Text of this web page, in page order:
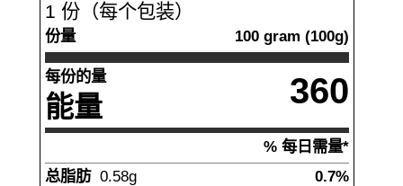
1 份（每个包装）
份量 100 gram (100g)
每份的量
能量 360
% 每日需量*
总脂肪 0.58g
0.7%